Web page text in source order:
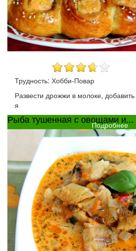
Трудность: Хобби-Повар
Развести дрожжи в молоке,
я
Подробнее
Рыба тушенная с овощами и...